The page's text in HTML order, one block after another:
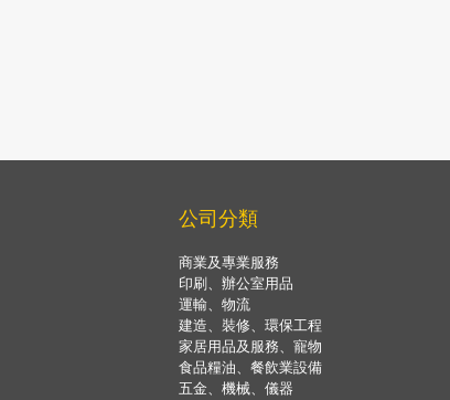
公司分類
商業及專業服務
印刷、辦公室用品
運輸、物流
建造、裝修、環保工程
家居用品及服務、寵物
食品糧油、餐飲業設備
五金、機械、儀器